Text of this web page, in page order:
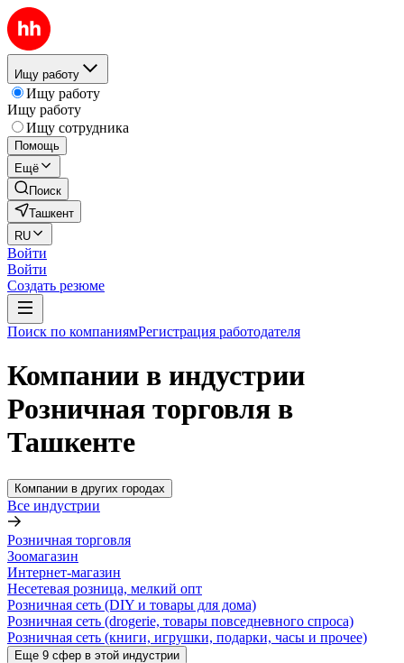
Ищу работу
Ищу работу
Ищу работу
Ищу сотрудника
Помощь
Ещё
Поиск
Ташкент
RU
Войти
Войти
Создать резюме
Поиск по компаниямРегистрация работодателя
Компании в индустрии
Розничная торговля в
Ташкенте
Компании в других городах
Все индустрии
Розничная торговля
Зоомагазин
Интернет-магазин
Несетевая розница, мелкий опт
Розничная сеть (DIY и товары для дома)
Розничная сеть (drogerie, товары повседневного спроса)
Розничная сеть (книги, игрушки, подарки, часы и прочее)
Еще 9 сфер в этой индустрии